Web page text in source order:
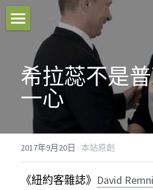
本站原創
好文推薦
影音分享
關於我們
臉書粉專
聯絡我們
希拉蕊不是
一心
2017年9月20日 · 本站原創
《紐約客雜誌》 David